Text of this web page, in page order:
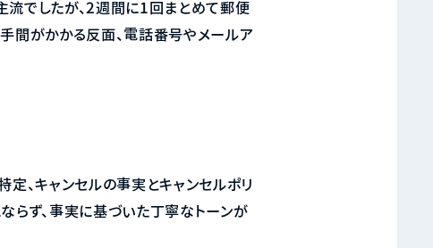
流でしたが、2週間に1回まとめて郵便
間がかかる反面、電話番号やメールア
、キャンセルの事実とキャンセルポリ
らず、事実に基づいた丁寧なトーンが